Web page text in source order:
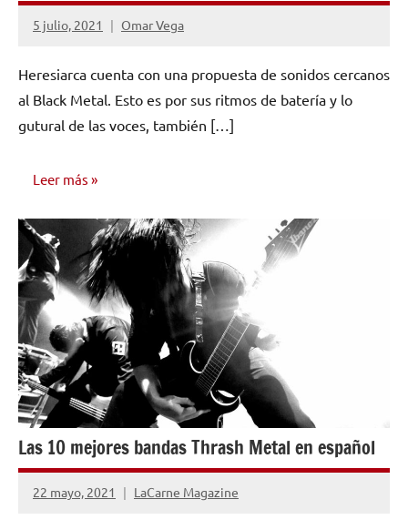
5 julio, 2021 Omar Vega
No
comentarios
Heresiarca cuenta con una propuesta de sonidos cercanos
al Black Metal. Esto es por sus ritmos de batería y lo
gutural de las voces, también […]
Leer más
ENTREVISTAS
Las 10 mejores bandas Thrash Metal en español
22 mayo, 2021 LaCarne Magazine
No